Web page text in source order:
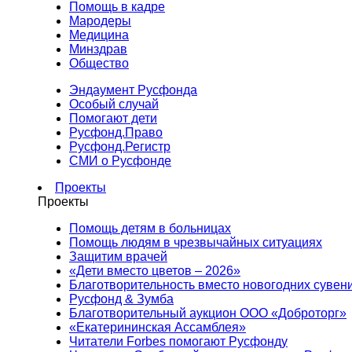
Помощь в кадре
Мародеры
Медицина
Минздрав
Общество
Эндаумент Русфонда
Особый случай
Помогают дети
Русфонд.Право
Русфонд.Регистр
СМИ о Русфонде
Проекты
Проекты
Помощь детям в больницах
Помощь людям в чрезвычайных ситуациях
Защитим врачей
«Дети вместо цветов – 2026»
Благотворительность вместо новогодних
Русфонд & Зумба
Благотворительный аукцион ООО «Доброторг»
«Екатерининская Ассамблея»
Читатели Forbes помогают Русфонду